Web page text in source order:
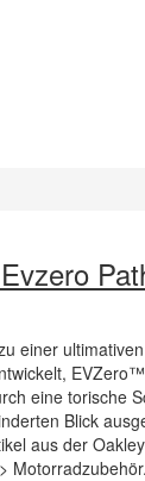
einer
eine torische
Blick
aus der
Motorradzubehör.